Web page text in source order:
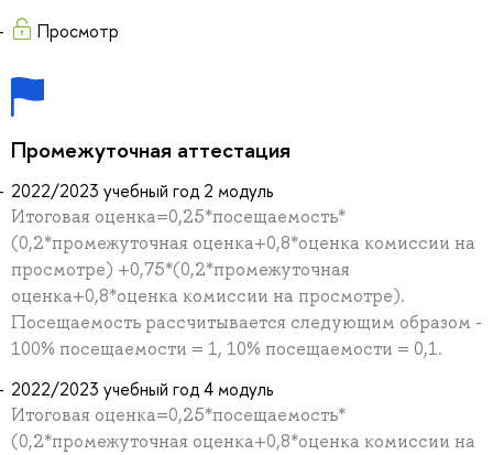
Просмотр
Промежуточная аттестация
2022/2023 учебный год 2 модуль
Итоговая оценка=0,25*посещаемость*
(0,2*промежуточная оценка+0,8*оценка комиссии на
просмотре) +0,75*(0,2*промежуточная
оценка+0,8*оценка комиссии на просмотре).
Посещаемость рассчитывается следующим образом -
100% посещаемости = 1, 10% посещаемости = 0,1.
2022/2023 учебный год 4 модуль
Итоговая оценка=0,25*посещаемость*
(0,2*промежуточная оценка+0,8*оценка комиссии на